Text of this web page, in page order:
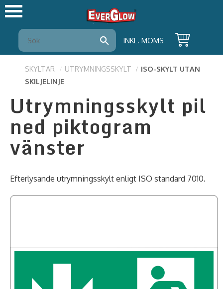
INKL. MOMS
SKYLTAR UTRYMNINGSSKYLT
ISO-SKYLT UTAN
SKILJELINJE
Utrymningsskylt pil
ned piktogram
vänster
Efterlysande utrymningsskylt enligt ISO standard 7010.